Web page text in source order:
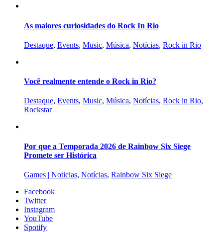
As maiores curiosidades do Rock In Rio
Destaque, Events, Music, Música, Notícias, Rock in Rio
Você realmente entende o Rock in Rio?
Destaque, Events, Music, Música, Notícias, Rock in Rio,
Rockstar
Por que a Temporada 2026 de Rainbow Six Siege
Promete ser Histórica
Games | Noticias, Notícias, Rainbow Six Siege
Facebook
Twitter
Instagram
YouTube
Spotify